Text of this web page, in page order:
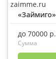
«Займиго»
до 70000 р.
Сумма